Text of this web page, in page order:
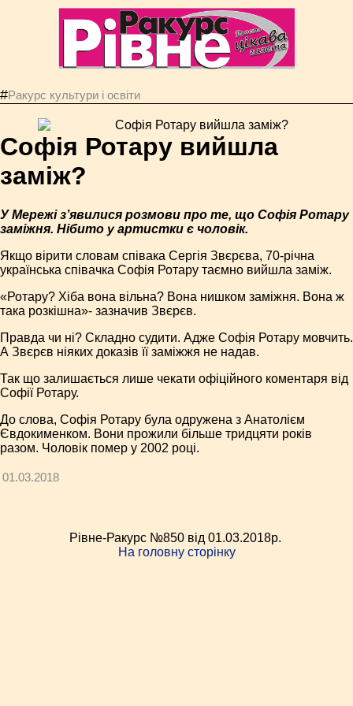
#Ракурс культури і освіти
Софія Ротару вийшла
заміж?
У Мережі з’явилися розмови про те, що Софія Ротару
заміжня. Нібито у артистки є чоловік.
Якщо вірити словам співака Сергія Звєрєва, 70-річна
українська співачка Софія Ротару таємно вийшла заміж.
«Ротару? Хіба вона вільна? Вона нишком заміжня. Вона ж
така розкішна»- зазначив Звєрєв.
Правда чи ні? Складно судити. Адже Софія Ротару мовчить.
А Звєрєв ніяких доказів її заміжжя не надав.
Так що залишається лише чекати офіційного коментаря від
Софії Ротару.
До слова, Софія Ротару була одружена з Анатолієм
Євдокименком. Вони прожили більше тридцяти років
разом. Чоловік помер у 2002 році.
01.03.2018
Рівне-Ракурс №850 від 01.03.2018p.
На головну сторінку